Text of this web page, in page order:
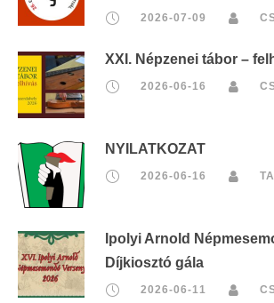
2026-07-09
XXI. Népzenei tábor –
2026-06-16
NYILATKOZAT
2026-06-16
Ipolyi Arnold
Díjkiosztó gála
2026-06-11